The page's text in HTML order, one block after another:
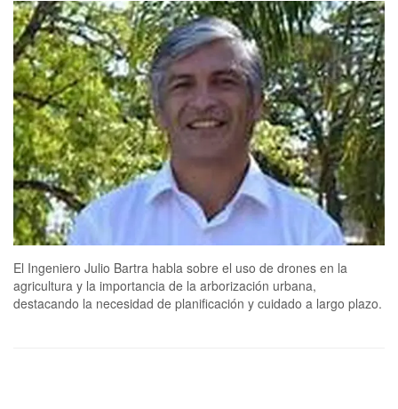
El Ingeniero Julio Bartra habla sobre el uso de drones en la
agricultura y la importancia de la arborización urbana,
destacando la necesidad de planificación y cuidado a largo plazo.